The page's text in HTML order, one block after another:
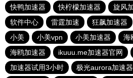
快鸭加速器
快柠檬加速器 旋风
软件中心
雷霆加速 狂飙加速器
小美
小美vpn 小美加速器 海
海鸥加速器
ikuuu.me加速器官网
加速器试用3小时
极光aurora加速器